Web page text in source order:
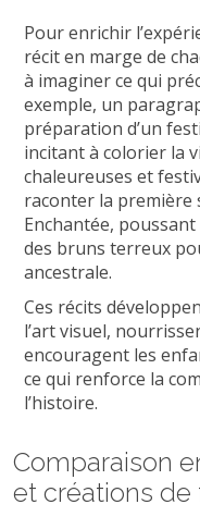
Pour enrichir
récit en marge de
à imaginer ce qui
exemple, un
préparation d’un
incitant à colorier la
chaleureuses et
raconter la première
Enchantée,
des bruns terreux
ancestrale.
Ces récits
l’art visuel,
encouragent les
ce qui renforce la
l’histoire.
Comparaison
et créations de